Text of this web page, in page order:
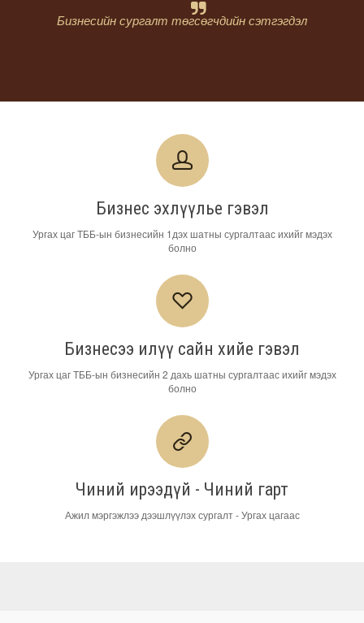
Бизнесийн сургалт төгсөгчдийн сэтгэгдэл
Бизнес эхлүүлье гэвэл
Ургах цаг ТББ-ын бизнесийн 1дэх шатны сургалтаас ихийг мэдэх
болно
Бизнесээ илүү сайн хийе гэвэл
Ургах цаг ТББ-ын бизнесийн 2 дахь шатны сургалтаас ихийг мэдэх
болно
Чиний ирээдүй - Чиний гарт
Ажил мэргэжлээ дээшлүүлэх сургалт - Ургах цагаас